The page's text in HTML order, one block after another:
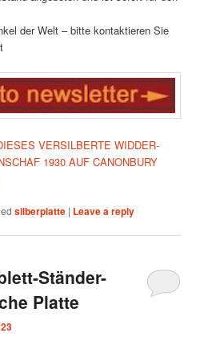
der Welt – bitte kontaktieren Sie
VERSILBERTE WIDDER-
1930 AUF CANONBURY
silberplatte | Leave a reply
Ständer-
Platte